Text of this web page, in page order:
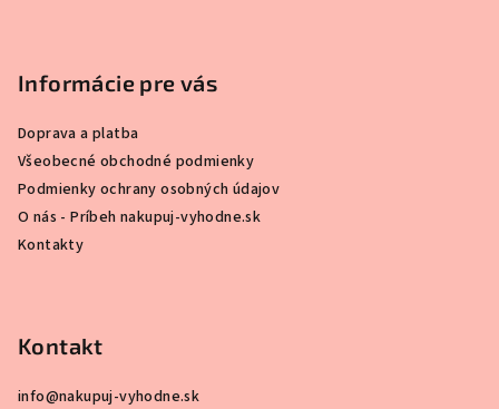
Informácie pre vás
Doprava a platba
Všeobecné obchodné podmienky
Podmienky ochrany osobných údajov
O nás - Príbeh nakupuj-vyhodne.sk
Kontakty
Kontakt
info@nakupuj-vyhodne.sk